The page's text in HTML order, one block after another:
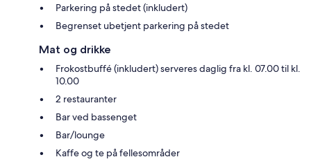
Parkering på stedet (inkludert)
Begrenset ubetjent parkering på stedet
Mat og drikke
Frokostbuffé (inkludert) serveres daglig fra kl. 07.00 til kl.
10.00
2 restauranter
Bar ved bassenget
Bar/lounge
Kaffe og te på fellesområder